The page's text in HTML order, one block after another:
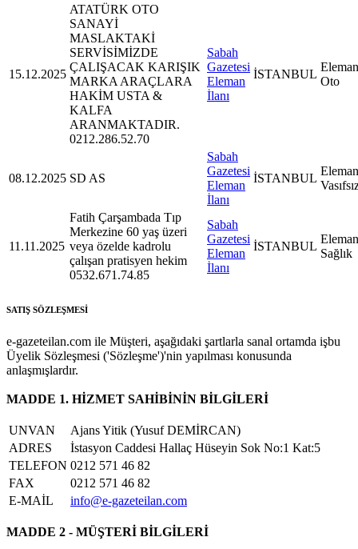
15.12.2025
ATATÜRK OTO
SANAYİ
MASLAKTAKİ
SERVİSİMİZDE
ÇALIŞACAK KARIŞIK
MARKA ARAÇLARA
HAKİM USTA &
KALFA
ARANMAKTADIR.
0212.286.52.70
Sabah
Gazetesi
Eleman
İlanı
İSTANBUL
Oto
08.12.2025 SD AS
Sabah
Gazetesi
Eleman
İlanı
İSTANBUL
11.11.2025
Fatih Çarşambada Tıp
Merkezine 60 yaş üzeri
veya özelde kadrolu
çalışan pratisyen hekim
0532.671.74.85
Sabah
Gazetesi
Eleman
İlanı
İSTANBUL
Sağlık
SATIŞ SÖZLEŞMESİ
e-gazeteilan.com ile Müşteri, aşağıdaki şartlarla sanal ortamda işbu
Üyelik Sözleşmesi ('Sözleşme')'nin yapılması konusunda
anlaşmışlardır.
MADDE 1. HİZMET SAHİBİNİN BİLGİLERİ
UNVAN
Ajans Yitik (Yusuf DEMİRCAN)
ADRES
İstasyon Caddesi Hallaç Hüseyin Sok No:1 Kat:5
TELEFON 0212 571 46 82
FAX
0212 571 46 82
E-MAİL
info@e-gazeteilan.com
MADDE 2 - MÜŞTERİ BİLGİLERİ